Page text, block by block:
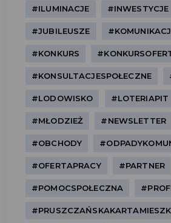
#ILUMINACJE #INWESTYCJE
#JUBILEUSZE
#KONKURS
#KONSULTACJESPOŁECZNE
#LODOWISKO #LOTERIAPIT
#MŁODZIEŻ #NEWSLETTER
#OBCHODY
#OFERTAPRACY #PARTNER
#POMOCSPOŁECZNA